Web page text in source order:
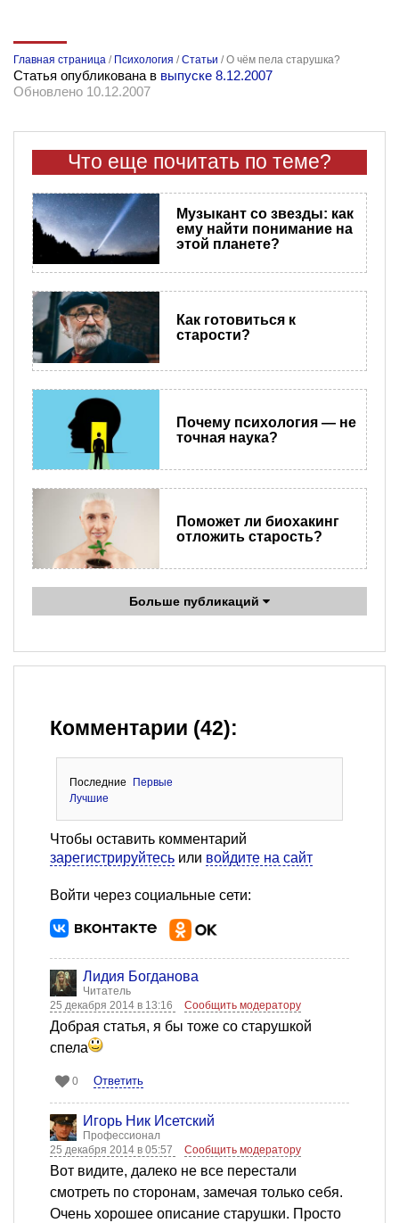
Главная страница / Психология /Статьи /О чём пела старушка?
Статья опубликована в выпуске 8.12.2007
Обновлено 10.12.2007
Что еще почитать по теме?
Музыкант со звезды: как
ему найти понимание на
этой планете?
Как готовиться к
старости?
Почему психология — не
точная наука?
Поможет ли биохакинг
отложить старость?
Больше публикаций
Комментарии (42):
Последние
Первые
Лучшие
Чтобы оставить комментарий
зарегистрируйтесь или войдите на сайт
Войти через социальные сети:
Лидия Богданова
Читатель
25 декабря 2014 в 13:16
Сообщить модератору
Добрая статья, я бы тоже со старушкой
спела
0 Ответить
Игорь Ник Исетский
Профессионал
25 декабря 2014 в 05:57
Сообщить модератору
Вот видите, далеко не все перестали
смотреть по сторонам, замечая только себя.
Очень хорошее описание старушки. Просто